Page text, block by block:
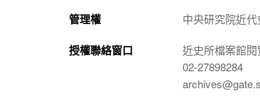
管理權 中央研究院近
授權聯絡窗口
近史所檔案館閱
02-27898284